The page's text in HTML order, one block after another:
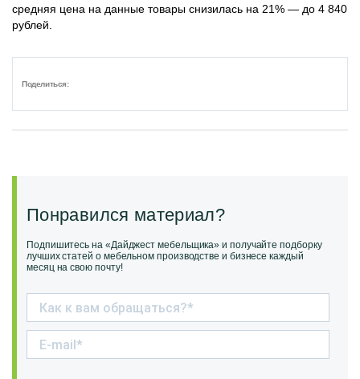
средняя цена на данные товары снизилась на 21% — до 4 840
рублей.
Поделиться:
Понравился материал?
Подпишитесь на «Дайджест мебельщика» и получайте подборку
лучших статей о мебельном производстве и бизнесе каждый
месяц на свою почту!